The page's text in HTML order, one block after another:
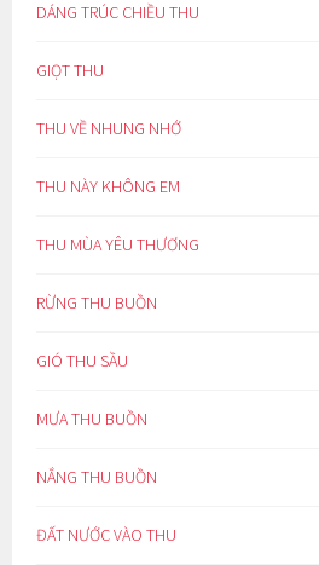
DÁNG TRÚC CHIỀU THU
GIỌT THU
THU VỀ NHUNG NHỚ
THU NÀY KHÔNG EM
THU MÙA YÊU THƯƠNG
RỪNG THU BUỒN
GIÓ THU SẦU
MƯA THU BUỒN
NẮNG THU BUỒN
ĐẤT NƯỚC VÀO THU